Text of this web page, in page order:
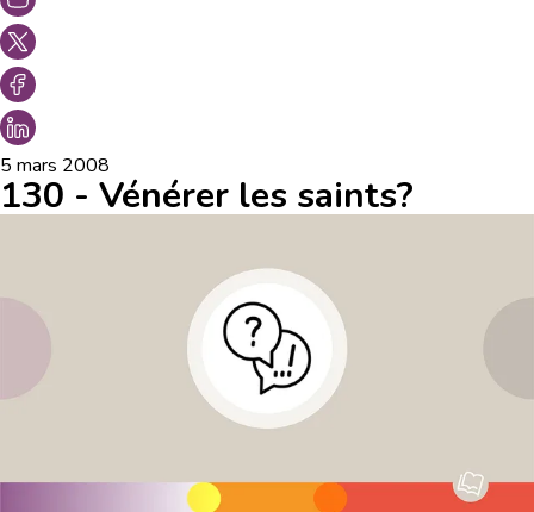
5 mars 2008
130 - Vénérer les saints?